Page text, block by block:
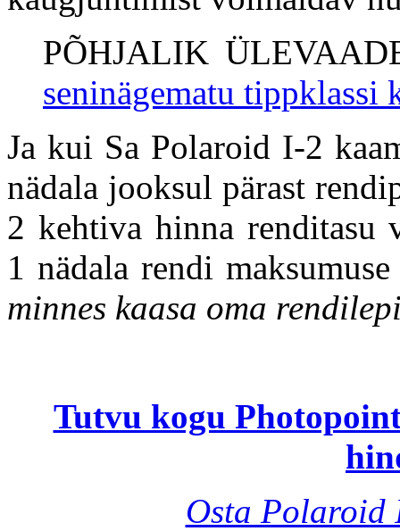
PÕHJALIK
seninägematu tippklassi
Ja kui Sa Polaroid I-2
nädala jooksul pärast
2 kehtiva hinna renditasu
1 nädala rendi
minnes kaasa oma
Tutvu kogu
Osta Polaroid